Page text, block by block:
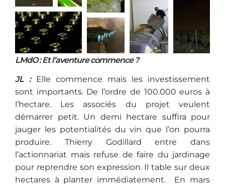
LMdO : Et l’aventure commence ?
JL :Elle commence mais les investissement
sont importants. De l’ordre de 100.000 euros à
l’hectare. Les associés du projet veulent
démarrer petit. Un demi hectare suffira pour
jauger les potentialités du vin que l’on pourra
produire. Thierry Godillard entre dans
l’actionnariat mais refuse de faire du jardinage
pour reprendre son expression. Il table sur deux
hectares à planter immédiatement. En mars